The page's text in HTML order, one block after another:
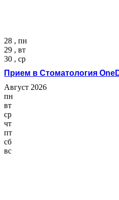
28 , пн
29 , вт
30 , ср
Прием в Стоматология
Август 2026
пн
вт
ср
чт
пт
сб
вс